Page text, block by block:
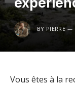
BY PIERRE
Vous êtes à la